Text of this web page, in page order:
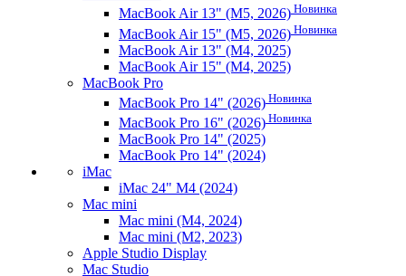
MacBook Air 13" (M5, 2026) Новинка
MacBook Air 15" (M5, 2026) Новинка
MacBook Air 13" (M4, 2025)
MacBook Air 15" (M4, 2025)
MacBook Pro
MacBook Pro 14" (2026) Новинка
MacBook Pro 16" (2026) Новинка
MacBook Pro 14" (2025)
MacBook Pro 14" (2024)
iMac
iMac 24" M4 (2024)
Mac mini
Mac mini (M4, 2024)
Mac mini (M2, 2023)
Apple Studio Display
Mac Studio